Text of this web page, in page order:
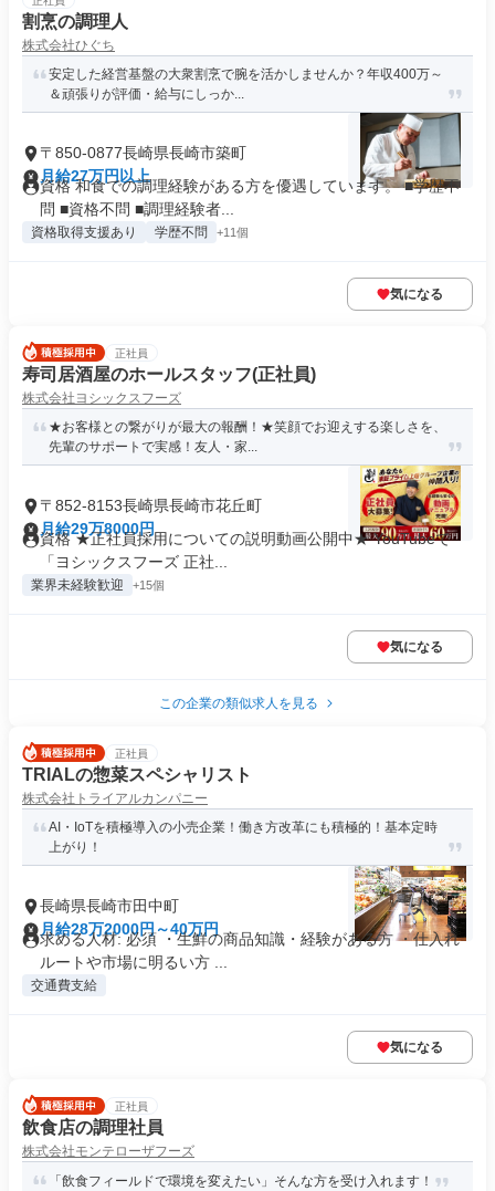
割烹の調理人
株式会社ひぐち
安定した経営基盤の大衆割烹で腕を活かしませんか？年収400万～
＆頑張りが評価・給与にしっか...
〒850-0877長崎県長崎市築町
月給27万円以上
資格 和食での調理経験がある方を優遇しています。 ■学歴不
問 ■資格不問 ■調理経験者...
資格取得支援あり 学歴不問 +11個
気になる
正社員
寿司居酒屋のホールスタッフ(正社員)
株式会社ヨシックスフーズ
★お客様との繋がりが最大の報酬！★笑顔でお迎えする楽しさを、
先輩のサポートで実感！友人・家...
〒852-8153長崎県長崎市花丘町
月給29万8000円
資格 ★正社員採用についての説明動画公開中★ YouTubeで
「ヨシックスフーズ 正社...
業界未経験歓迎 +15個
気になる
この企業の類似求人を見る
正社員
TRIALの惣菜スペシャリスト
株式会社トライアルカンパニー
AI・IoTを積極導入の小売企業！働き方改革にも積極的！基本定時
上がり！
長崎県長崎市田中町
月給28万2000円～40万円
求める人材: 必須 ・生鮮の商品知識・経験がある方 ・仕入れ
ルートや市場に明るい方 ...
交通費支給
気になる
正社員
飲食店の調理社員
株式会社モンテローザフーズ
「飲食フィールドで環境を変えたい」そんな方を受け入れます！